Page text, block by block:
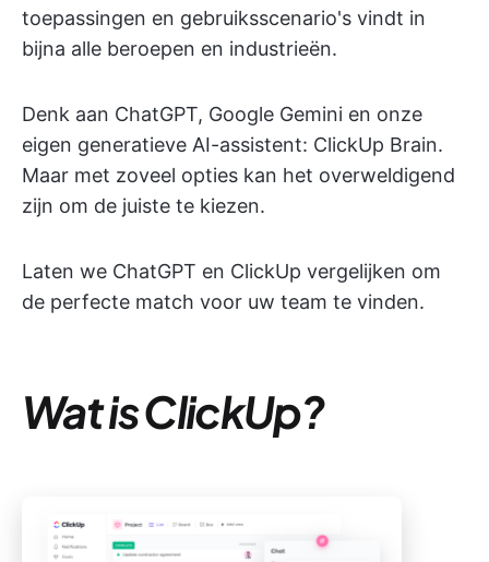
toepassingen en gebruiksscenario's vindt in
bijna alle beroepen en industrieën.
Denk aan ChatGPT, Google Gemini en onze
eigen generatieve AI-assistent: ClickUp Brain.
Maar met zoveel opties kan het overweldigend
zijn om de juiste te kiezen.
Laten we ChatGPT en ClickUp vergelijken om
de perfecte match voor uw team te vinden.
Wat is ClickUp?